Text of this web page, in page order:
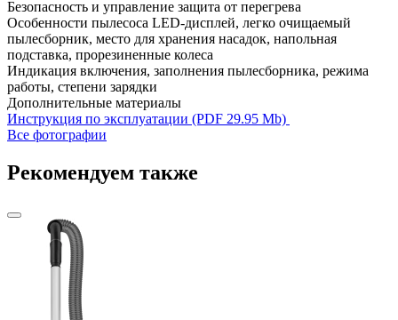
Безопасность и управление защита от перегрева
Особенности пылесоса LED-дисплей, легко очищаемый
пылесборник, место для хранения насадок, напольная
подставка, прорезиненные колеса
Индикация включения, заполнения пылесборника, режима
работы, степени зарядки
Дополнительные материалы
Инструкция по эксплуатации (PDF 29.95 Mb)
Все фотографии
Рекомендуем также